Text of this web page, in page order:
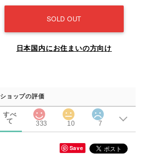
SOLD OUT
日本国内にお住まいの方向け
ショップの評価
すべ
て
333 10 7
Save